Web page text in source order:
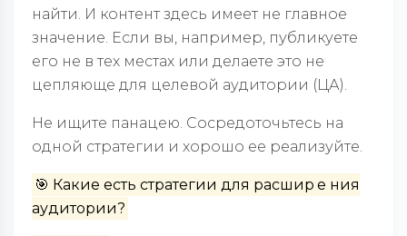
найти. И контент здесь имеет не главное
значение. Если вы, например, публикуете
его не в тех местах или делаете это не
цепляюще для целевой аудитории (ЦА).
Не ищите панацею. Сосредоточьтесь на
одной стратегии и хорошо ее реализуйте.
🎯 Какие есть стратегии для расшир е ния
аудитории?